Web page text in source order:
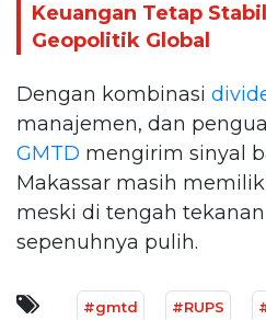
Keuangan Tetap
Geopolitik Global
Dengan kombinasi
manajemen, dan
GMTD mengirim sinyal
Makassar masih
meski di tengah
sepenuhnya pulih.
#gmtd #RUPS